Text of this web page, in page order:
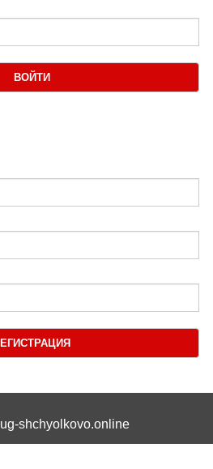
ВОЙТИ
shchyolkovo.online